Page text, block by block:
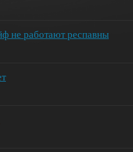
не работают респавны